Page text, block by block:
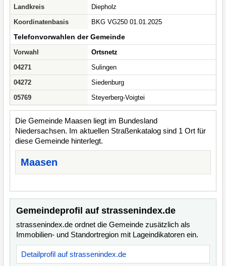
Landkreis
Diepholz
Koordinatenbasis
BKG VG250 01.01.2025
Telefonvorwahlen der Gemeinde
Vorwahl
Ortsnetz
04271
Sulingen
04272
Siedenburg
05769
Steyerberg-Voigtei
Die Gemeinde Maasen liegt im Bundesland
Niedersachsen. Im aktuellen Straßenkatalog sind 1 Ort für
diese Gemeinde hinterlegt.
Maasen
Gemeindeprofil auf strassenindex.de
strassenindex.de ordnet die Gemeinde zusätzlich als
Immobilien- und Standortregion mit Lageindikatoren ein.
Detailprofil auf strassenindex.de